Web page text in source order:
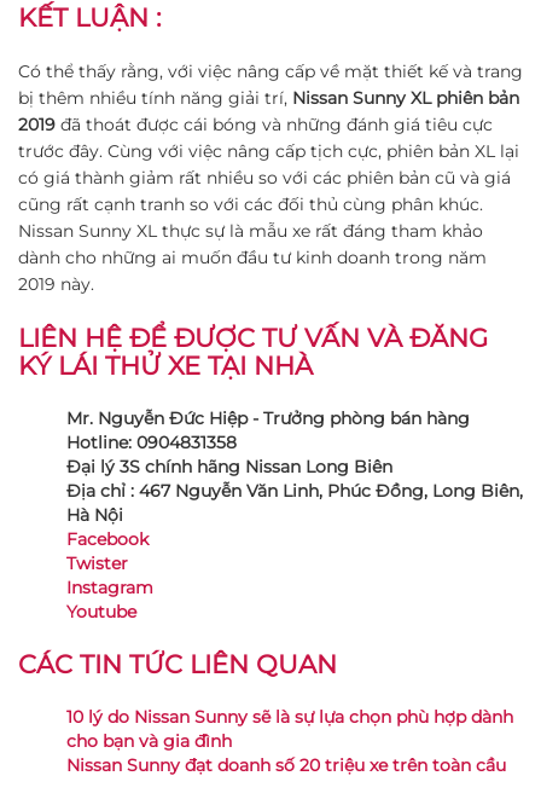
KẾT LUẬN :
Có thể thấy rằng, với việc nâng cấp về mặt thiết kế và trang
bị thêm nhiều tính năng giải trí, Nissan Sunny XL phiên bản
2019 đã thoát được cái bóng và những đánh giá tiêu cực
trước đây. Cùng với việc nâng cấp tịch cực, phiên bản XL lại
có giá thành giảm rất nhiều so với các phiên bản cũ và giá
cũng rất cạnh tranh so với các đối thủ cùng phân khúc.
Nissan Sunny XL thực sự là mẫu xe rất đáng tham khảo
dành cho những ai muốn đầu tư kinh doanh trong năm
2019 này.
LIÊN HỆ ĐỂ ĐƯỢC TƯ VẤN VÀ ĐĂNG
KÝ LÁI THỬ XE TẠI NHÀ
Mr. Nguyễn Đức Hiệp - Trưởng phòng bán hàng
Hotline: 0904831358
Đại lý 3S chính hãng Nissan Long Biên
Địa chỉ : 467 Nguyễn Văn Linh, Phúc Đồng, Long Biên,
Hà Nội
Facebook
Twister
Instagram
Youtube
CÁC TIN TỨC LIÊN QUAN
10 lý do Nissan Sunny sẽ là sự lựa chọn phù hợp dành
cho bạn và gia đình
Nissan Sunny đạt doanh số 20 triệu xe trên toàn cầu